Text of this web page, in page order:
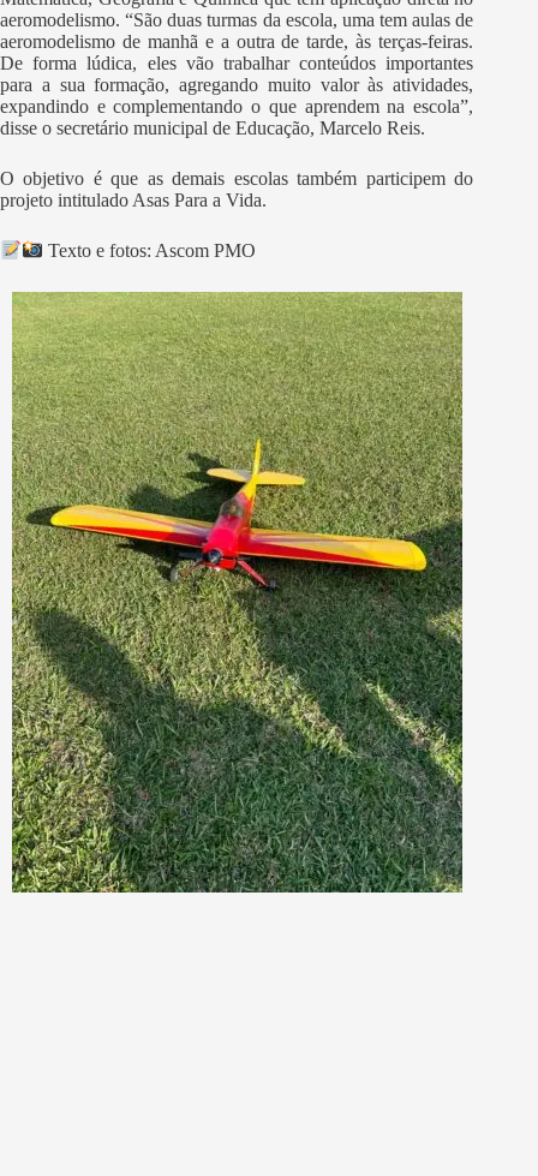
aeromodelismo. “São duas turmas da escola, uma tem aulas de
aeromodelismo de manhã e a outra de tarde, às terças-feiras.
De forma lúdica, eles vão trabalhar conteúdos importantes
para a sua formação, agregando muito valor às atividades,
expandindo e complementando o que aprendem na escola”,
disse o secretário municipal de Educação, Marcelo Reis.
O objetivo é que as demais escolas também participem do
projeto intitulado Asas Para a Vida.
Texto e fotos: Ascom PMO